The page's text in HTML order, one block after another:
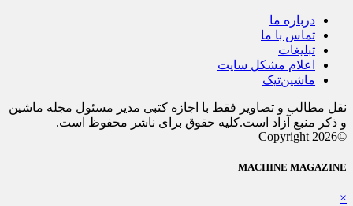
درباره ما
تماس با ما
تبلیغات
اعلام مشکل سایت
ماشین‌تیک
نقل مطالب و تصاویر فقط با اجازه کتبی مدیر مسئول مجله ماشین
و ذکر منبع آزاد است.کلیه حقوق برای ناشر محفوظ است.
©Copyright 2026
MACHINE MAGAZINE
×